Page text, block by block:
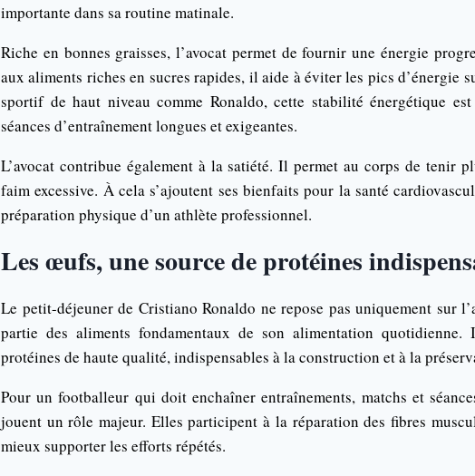
importante dans sa routine matinale.
Riche en bonnes graisses, l’avocat permet de fournir une énergie
aux aliments riches en sucres rapides, il aide à éviter les pics d’énergie
sportif de haut niveau comme Ronaldo, cette stabilité énergétique
séances d’entraînement longues et exigeantes.
L’avocat contribue également à la satiété. Il permet au corps de tenir
faim excessive. À cela s’ajoutent ses bienfaits pour la santé
préparation physique d’un athlète professionnel.
Les œufs, une source de protéines
Le petit-déjeuner de Cristiano Ronaldo ne repose pas uniquement sur
partie des aliments fondamentaux de son alimentation quotidienne.
protéines de haute qualité, indispensables à la construction et à la
Pour un footballeur qui doit enchaîner entraînements, matchs et
jouent un rôle majeur. Elles participent à la réparation des fibres
mieux supporter les efforts répétés.